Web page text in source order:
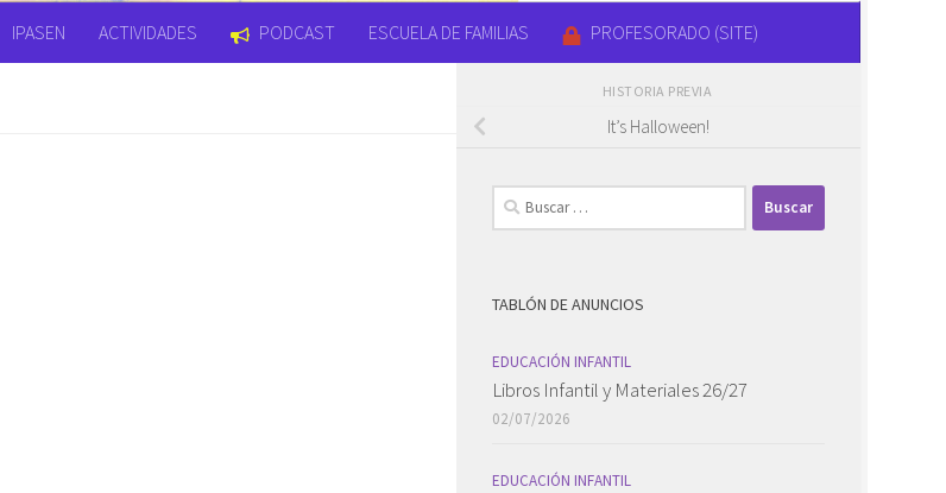
IPASEN ACTIVIDADES PODCAST ESCUELA DE FAMILIAS PROFESORADO (SITE)
HISTORIA PREVIA
It’s Halloween!
Buscar:
TABLÓN DE ANUNCIOS
EDUCACIÓN INFANTIL
Libros Infantil y Materiales 26/27
02/07/2026
EDUCACIÓN INFANTIL